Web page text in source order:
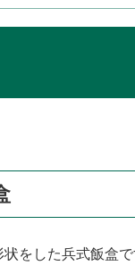
をした兵式飯盒